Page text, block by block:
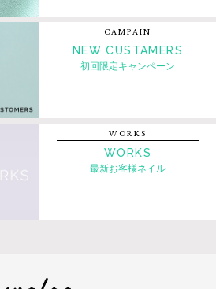
CAMPAIN
NEW CUSTAMERS
初回限定キャンペーン
WORKS
WORKS
最新お客様ネイル